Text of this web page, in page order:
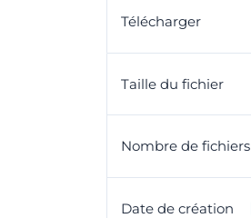
Télécharger
Taille du fichier
Nombre de fichiers
Date de création